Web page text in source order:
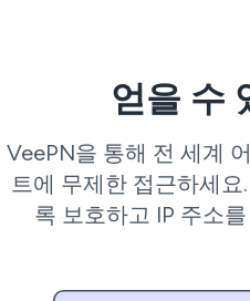
얻을 수
VeePN을 통해 전 세계
트에 무제한 접근하세
록 보호하고 IP 주소